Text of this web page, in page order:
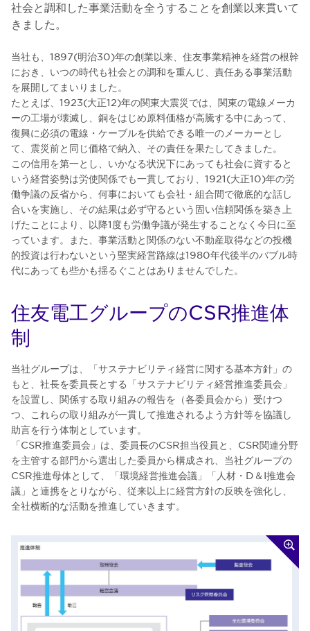
社会と調和した事業活動を全うすることを創業以来貫いて
きました。
当社も、1897(明治30)年の創業以来、住友事業精神を経営の根幹
におき、いつの時代も社会との調和を重んじ、責任ある事業活動
を展開してまいりました。
たとえば、1923(大正12)年の関東大震災では、関東の電線メーカ
ーの工場が壊滅し、銅をはじめ原料価格が高騰する中にあって、
復興に必須の電線・ケーブルを供給できる唯一のメーカーとし
て、震災前と同じ価格で納入、その責任を果たしてきました。
この信用を第一とし、いかなる状況下にあっても社会に資すると
いう経営姿勢は労使関係でも一貫しており、1921(大正10)年の労
働争議の反省から、何事においても会社・組合間で徹底的な話し
合いを実施し、その結果は必ず守るという固い信頼関係を築き上
げたことにより、以降1度も労働争議が発生することなく今日に至
っています。また、事業活動と関係のない不動産取得などの投機
的投資は行わないという堅実経営路線は1980年代後半のバブル時
代にあっても些かも揺るぐことはありませんでした。
住友電工グループのCSR推進体
制
当社グループは、「サステナビリティ経営に関する基本方針」の
もと、社長を委員長とする「サステナビリティ経営推進委員会」
を設置し、関係する取り組みの報告を（各委員会から）受けつ
つ、これらの取り組みが一貫して推進されるよう方針等を協議し
助言を行う体制としています。
「CSR推進委員会」は、委員長のCSR担当役員と、CSR関連分野
を主管する部門から選出した委員から構成され、当社グループの
CSR推進母体として、「環境経営推進会議」「人材・D＆I推進会
議」と連携をとりながら、従来以上に経営方針の反映を強化し、
全社横断的な活動を推進していきます。